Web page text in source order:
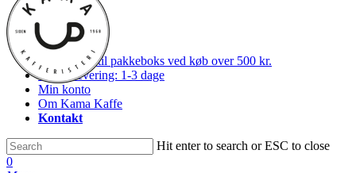
Skip
to
main
content
instagram
Gratis fragt til pakkeboks ved køb over 500 kr.
Hurtig levering: 1-3 dage
Min konto
Om Kama Kaffe
Kontakt
Hit enter to search or ESC to close
Close
0